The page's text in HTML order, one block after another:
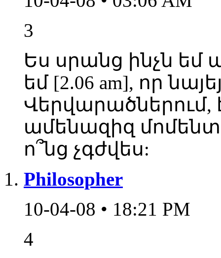
3
Ես սրանց ինչն եմ
եմ [2.06 am], որ
Վերվարածներում,
ամենազիզ
ո՞նց չգժվես:
Philosopher
10-04-08 • 18:21 PM
4